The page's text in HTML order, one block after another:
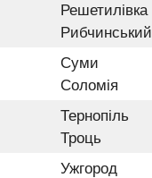
Решетилівка
Рибчинський
Суми
Соломія
Тернопіль
Троць
Ужгород